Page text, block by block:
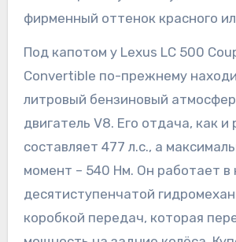
фирменный оттенок красного
Под капотом у Lexus LC 500
Convertible по-прежнему
литровый бензиновый
двигатель V8. Его отдача, как и
составляет 477 л.с., а
момент – 540 Нм. Он работает в
десятиступенчатой
коробкой передач, которая